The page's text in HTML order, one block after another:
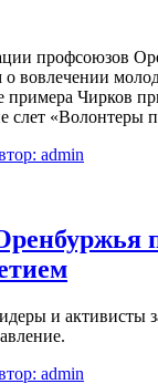
профсоюзов
о вовлечении
примера Чирков
слет «Волонтеры
admin
и активисты
admin